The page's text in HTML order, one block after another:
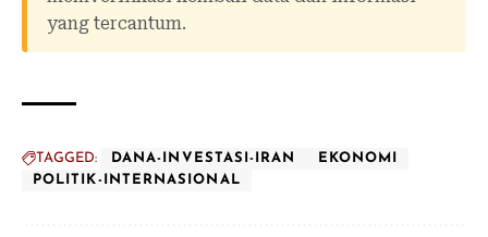
yang tercantum.
TAGGED: DANA-INVESTASI-IRAN
EKONOMI
POLITIK-INTERNASIONAL